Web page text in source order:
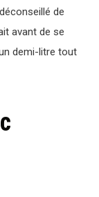
de
avant de se
demi-litre tout